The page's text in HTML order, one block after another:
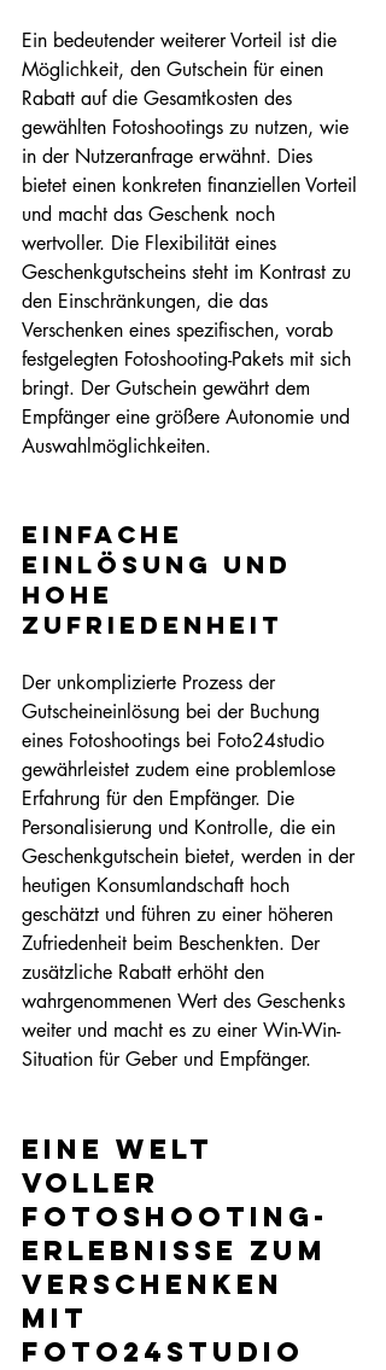
Ein bedeutender weiterer Vorteil ist die
Möglichkeit, den Gutschein für einen
Rabatt auf die Gesamtkosten des
gewählten Fotoshootings zu nutzen, wie
in der Nutzeranfrage erwähnt. Dies
bietet einen konkreten finanziellen Vorteil
und macht das Geschenk noch
wertvoller. Die Flexibilität eines
Geschenkgutscheins steht im Kontrast zu
den Einschränkungen, die das
Verschenken eines spezifischen, vorab
festgelegten Fotoshooting-Pakets mit sich
bringt. Der Gutschein gewährt dem
Empfänger eine größere Autonomie und
Auswahlmöglichkeiten.
Einfache
Einlösung und
hohe
Zufriedenheit
Der unkomplizierte Prozess der
Gutscheineinlösung bei der Buchung
eines Fotoshootings bei Foto24studio
gewährleistet zudem eine problemlose
Erfahrung für den Empfänger. Die
Personalisierung und Kontrolle, die ein
Geschenkgutschein bietet, werden in der
heutigen Konsumlandschaft hoch
geschätzt und führen zu einer höheren
Zufriedenheit beim Beschenkten. Der
zusätzliche Rabatt erhöht den
wahrgenommenen Wert des Geschenks
weiter und macht es zu einer Win-Win-
Situation für Geber und Empfänger.
Eine Welt
voller
Fotoshooting-
Erlebnisse zum
Verschenken
mit
Foto24studio